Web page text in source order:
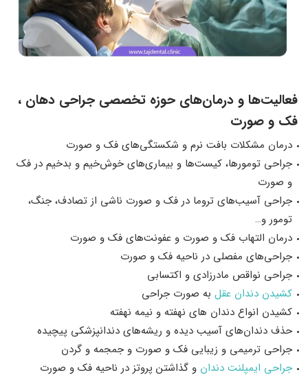
فعالیت‌ها و درمان‌های حوزه تخصصی جراحی دهان ،
فک و صورت
درمان مشکلات بافت نرم و شکستگی‌های فک و صورت
جراحی تومور‌ها، کیست‌ها و بیماری‌های خوش‌خیم و بدخیم در فک
و صورت
جراحی آسیب‌های تروما در فک و صورت ناشی از تصادف، جنگ،
تومور و…
درمان التهاب فک و صورت و عفونت‌های فک و صورت
جراحی‌های مفصلی در ناحیه فک و صورت
جراحی نواقص مادرزادی و اکتسابی
کشیدن دندان عقل به صورت جراحی
کشیدن انواع دندان های نهفته و نیمه نهفته
حذف دندان‌های آسیب دیده و ریشه‌های دندانپزشکی پیچیده
جراحی ترمیمی و زیبایی فک و صورت و جمجمه و گردن
جراحی ایمپلنت دندان و گذاشتن پروتز در ناحیه فک و صورت